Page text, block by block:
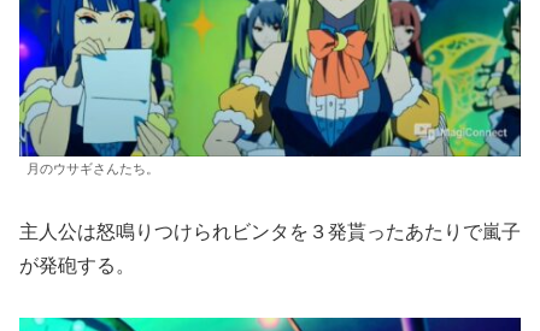
月のウサギさんたち。
主人公は怒鳴りつけられビンタを３発貰ったあたりで嵐子
が発砲する。